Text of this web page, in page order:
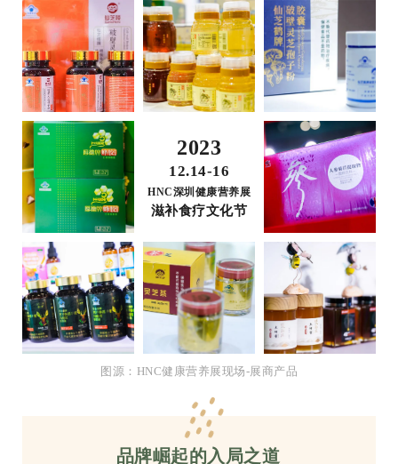
2023
12.14-16
HNC深圳健康营养展
滋补食疗文化节
图源：HNC健康营养展现场-展商产品
品牌崛起的入局之道